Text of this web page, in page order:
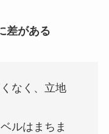
差がある
なく、立地
ルはまちま